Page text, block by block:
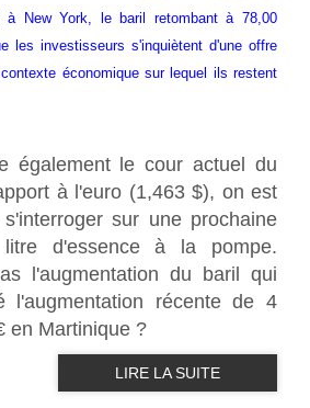
à New York, le baril retombant à 78,00
les investisseurs s'inquiètent d'une offre
économique sur lequel ils restent
également le cour actuel du
à l'euro (1,463 $), on est
sur une prochaine
d'essence à la pompe.
l'augmentation du baril qui
l'augmentation récente de 4
en Martinique ?
LIRE LA SUITE